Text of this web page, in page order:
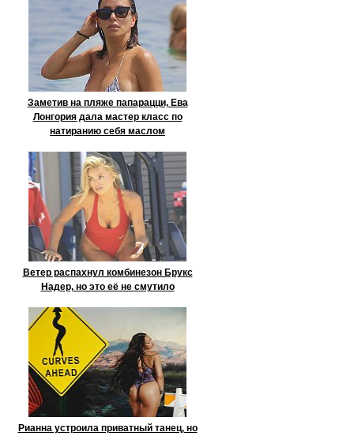
Заметив на пляже папарацци, Ева
Лонгория дала мастер класс по
натиранию себя маслом
Ветер распахнул комбинезон Брукс
Надер, но это её не смутило
Рианна устроила приватный танец, но